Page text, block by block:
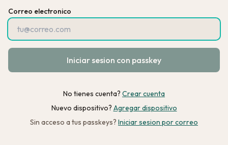
Correo electronico
Iniciar sesion con passkey
No tienes cuenta? Crear cuenta
Nuevo dispositivo? Agregar dispositivo
Sin acceso a tus passkeys? Iniciar sesion por correo